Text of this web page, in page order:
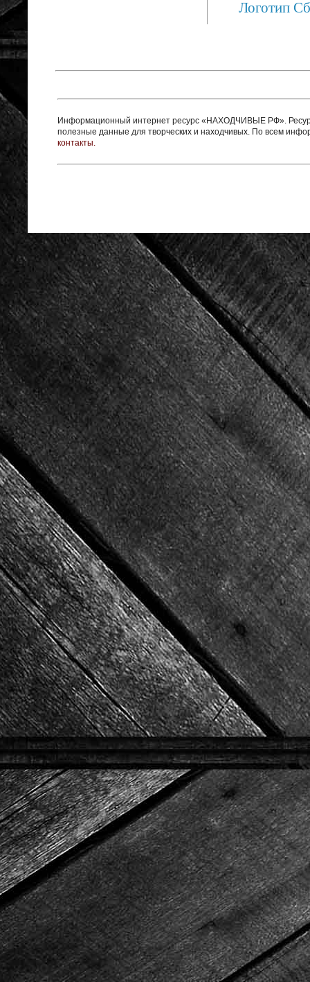
Логотип
Информационный интернет ресурс «НАХОДЧИВЫЕ РФ».
полезные данные для творческих и находчивых. По всем
контакты.